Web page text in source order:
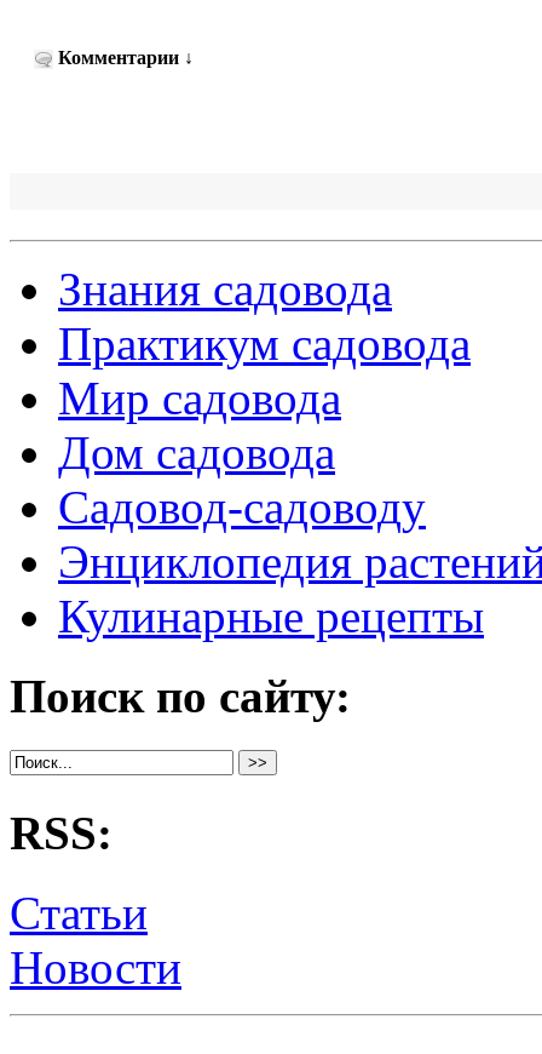
Комментарии ↓
Знания садовода
Практикум садовода
Мир садовода
Дом садовода
Садовод-садоводу
Энциклопедия
Кулинарные рецепты
Поиск по сайту:
RSS:
Статьи
Новости